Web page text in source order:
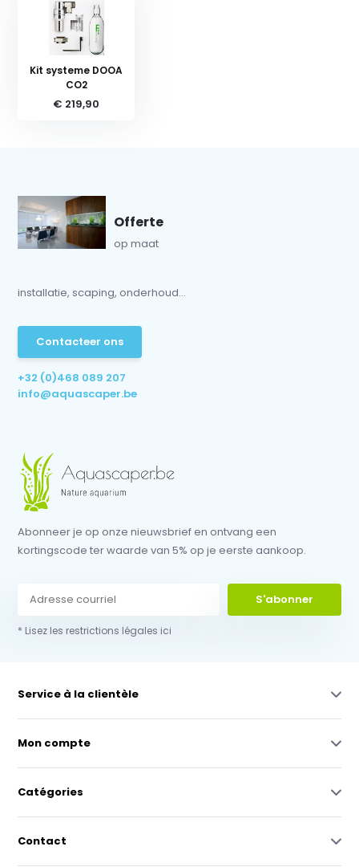
Kit systeme DOOA
CO2
€ 219,90
Offerte
op maat
installatie, scaping, onderhoud...
Contacteer ons
+32 (0)468 089 207
info@aquascaper.be
Abonneer je op onze nieuwsbrief en ontvang een
kortingscode ter waarde van 5% op je eerste aankoop.
S'abonner
* Lisez les restrictions légales ici
Service à la clientèle
Mon compte
Catégories
Contact